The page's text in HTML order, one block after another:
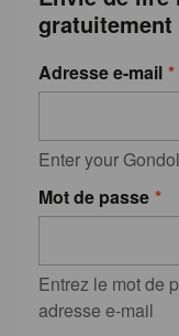
Adresse e-mail
Enter your
Mot de passe
Entrez le mot de
adresse e-mail